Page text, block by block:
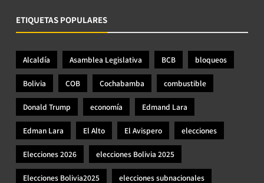
ETIQUETAS POPULARES
Alcaldía Asamblea Legislativa BCB bloqueos
Bolivia COB Cochabamba combustible
Donald Trump economía Edmand Lara
Edman Lara El Alto El Avispero elecciones
Elecciones 2026 elecciones Bolivia 2025
Elecciones Bolivia2025 elecciones subnacionales